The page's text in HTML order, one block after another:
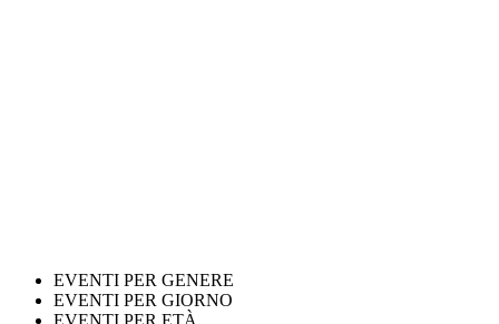
EVENTI PER GENERE
EVENTI PER GIORNO
EVENTI PER ETÀ